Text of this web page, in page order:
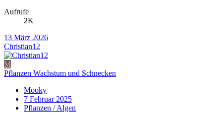
Aufrufe
2K
13 März 2026
Christian12
M
Pflanzen Wachstum und Schnecken
Mooky
7 Februar 2025
Pflanzen / Algen